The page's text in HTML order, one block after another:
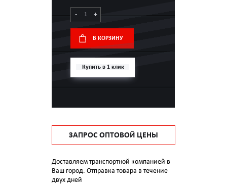
- +
В КОРЗИНУ
Купить в 1 клик
ЗАПРОС ОПТОВОЙ ЦЕНЫ
Доставляем транспортной компанией в
Ваш город. Отправка товара в течение
двух дней